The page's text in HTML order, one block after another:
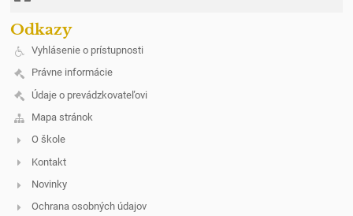
Odkazy
Vyhlásenie o prístupnosti
Právne informácie
Údaje o prevádzkovateľovi
Mapa stránok
O škole
Kontakt
Novinky
Ochrana osobných údajov